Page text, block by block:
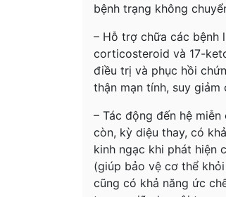
bệnh trạng không
– Hỗ trợ chữa các bệnh
corticosteroid và 17-
điều trị và phục hồi
thận mạn tính, suy
– Tác động đến hệ
còn, kỳ diệu thay, có
kinh ngạc khi phát hiện
(giúp bảo vệ cơ thể
cũng có khả năng ức